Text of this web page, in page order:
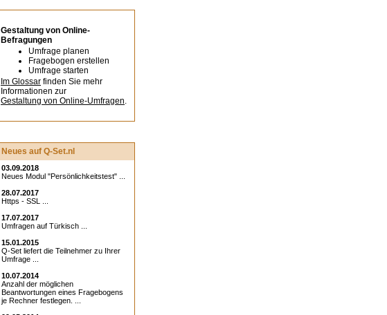
Gestaltung von Online-
Befragungen
Umfrage planen
Fragebogen erstellen
Umfrage starten
Im Glossar finden Sie mehr
Informationen zur
Gestaltung von Online-Umfragen.
Neues auf Q-Set.nl
03.09.2018
Neues Modul "Persönlichkeitstest" ...
28.07.2017
Https - SSL ...
17.07.2017
Umfragen auf Türkisch ...
15.01.2015
Q-Set liefert die Teilnehmer zu Ihrer
Umfrage ...
10.07.2014
Anzahl der möglichen
Beantwortungen eines Fragebogens
je Rechner festlegen. ...